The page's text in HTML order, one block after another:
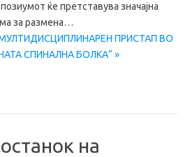
ќе претставува значајна
за размена…
„МУЛТИДИСЦИПЛИНАРЕН ПРИСТАП ВО
СПИНАЛНА БОЛКА“ »
на